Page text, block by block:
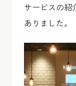
サービスの紹
ありました。